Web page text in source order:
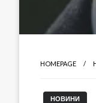
HOMEPAGE
НОВИНИ